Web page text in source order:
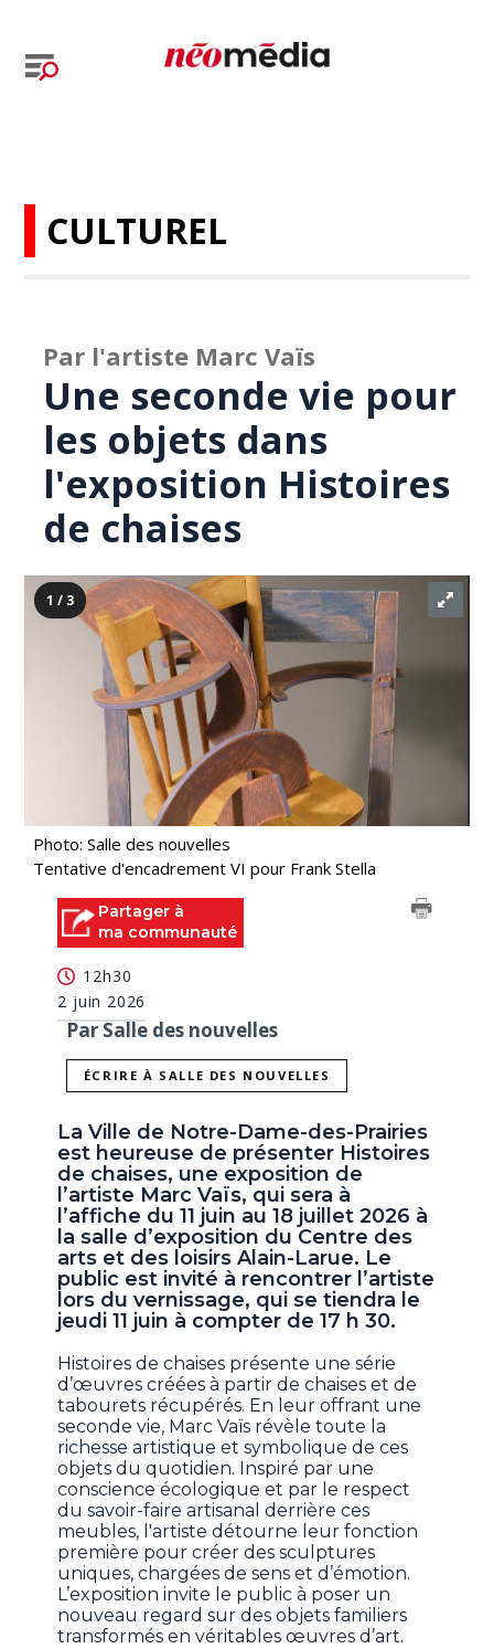
CULTUREL
Par l'artiste Marc Vaïs
Une seconde vie pour
les objets dans
l'exposition Histoires
de chaises
1 / 3
Photo: Salle des nouvelles
Tentative d'encadrement VI pour Frank Stella
Partager à
ma communauté
12h30
2 juin 2026
Par Salle des nouvelles
ÉCRIRE À SALLE DES NOUVELLES
La Ville de Notre-Dame-des-Prairies
est heureuse de présenter Histoires
de chaises, une exposition de
l’artiste Marc Vaïs, qui sera à
l’affiche du 11 juin au 18 juillet 2026 à
la salle d’exposition du Centre des
arts et des loisirs Alain-Larue. Le
public est invité à rencontrer l’artiste
lors du vernissage, qui se tiendra le
jeudi 11 juin à compter de 17 h 30.
Histoires de chaises présente une série
d’œuvres créées à partir de chaises et de
tabourets récupérés. En leur offrant une
seconde vie, Marc Vaïs révèle toute la
richesse artistique et symbolique de ces
objets du quotidien. Inspiré par une
conscience écologique et par le respect
du savoir-faire artisanal derrière ces
meubles, l'artiste détourne leur fonction
première pour créer des sculptures
uniques, chargées de sens et d’émotion.
L’exposition invite le public à poser un
nouveau regard sur des objets familiers
transformés en véritables œuvres d’art.